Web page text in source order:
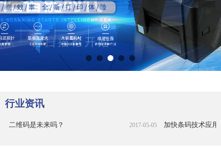
行业资讯
2017-05-05
维码是未来吗？ 加快条码技术应用助